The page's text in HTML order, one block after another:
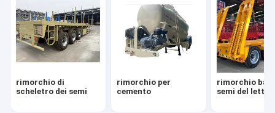
Macchine per la costruzione
caricatore laterale
Semi rimorchio intrappolato
Granate per autotrasporti
rimorchio di
scheletro dei semi
rimorchio per
cemento
rimorchio
semi del letto